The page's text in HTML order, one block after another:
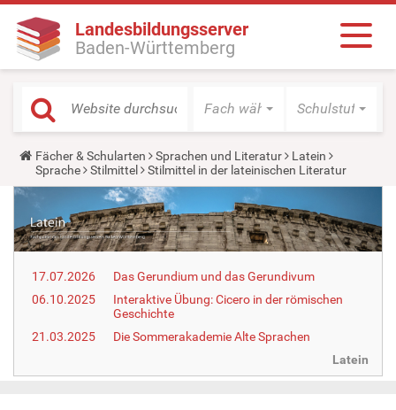
Landesbildungsserver
Baden-Württemberg
Fach wählen Schulstufe
Y
o
u
e
h
e
e
:
Fächer & Schularten Sprachen und Literatur
Latein
Sprache
Stilmittel Stilmittel in der lateinischen Literatur
17.07.2026
Das Gerundium und das Gerundivum
06.10.2025
Interaktive Übung: Cicero in der römischen
Geschichte
21.03.2025
Die Sommerakademie Alte Sprachen
Latein